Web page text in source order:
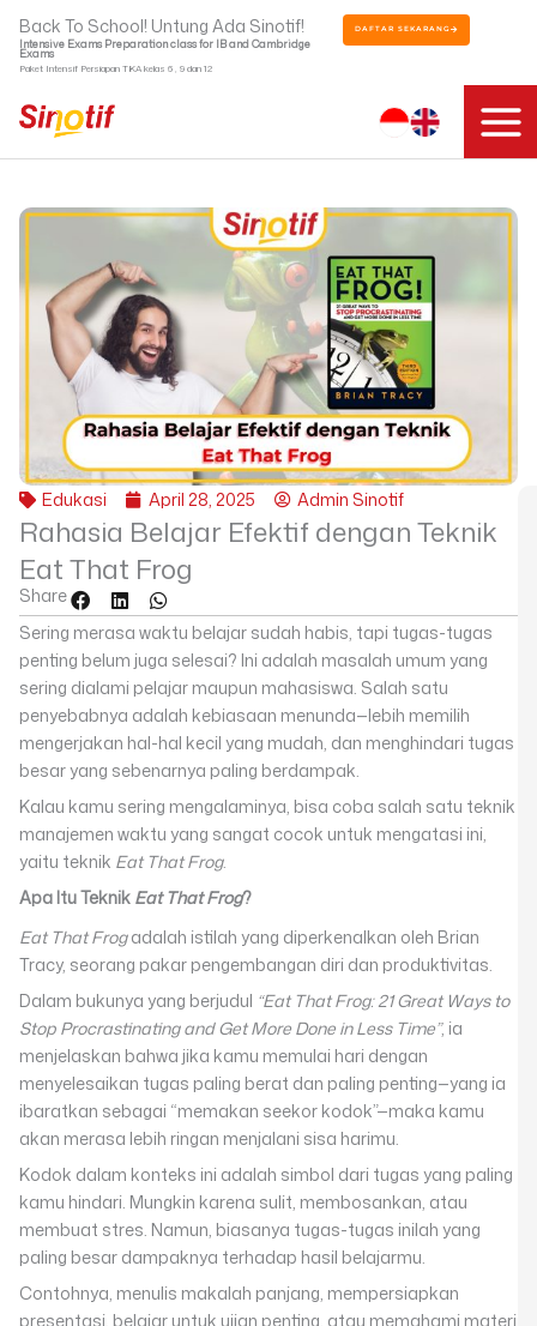
Back To School! Untung Ada Sinotif!
Intensive Exams Preparation class for IB and Cambridge
Exams
Paket Intensif Persiapan TKA kelas 6 , 9 dan 12
DAFTAR SEKARANG
content
Edukasi April 28, 2025 Admin Sinotif
Rahasia Belajar Efektif dengan Teknik
Eat That Frog
Share
Sering merasa waktu belajar sudah habis, tapi tugas-tugas
penting belum juga selesai? Ini adalah masalah umum yang
sering dialami pelajar maupun mahasiswa. Salah satu
penyebabnya adalah kebiasaan menunda—lebih memilih
mengerjakan hal-hal kecil yang mudah, dan menghindari tugas
besar yang sebenarnya paling berdampak.
Kalau kamu sering mengalaminya, bisa coba salah satu teknik
manajemen waktu yang sangat cocok untuk mengatasi ini,
yaitu teknik Eat That Frog.
Apa Itu Teknik Eat That Frog?
Eat That Frogadalah istilah yang diperkenalkan oleh Brian
Tracy, seorang pakar pengembangan diri dan produktivitas.
Dalam bukunya yang berjudul “Eat That Frog: 21 Great Ways to
Stop Procrastinating and Get More Done in Less Time”, ia
menjelaskan bahwa jika kamu memulai hari dengan
menyelesaikan tugas paling berat dan paling penting—yang ia
ibaratkan sebagai “memakan seekor kodok”—maka kamu
akan merasa lebih ringan menjalani sisa harimu.
Kodok dalam konteks ini adalah simbol dari tugas yang paling
kamu hindari. Mungkin karena sulit, membosankan, atau
membuat stres. Namun, biasanya tugas-tugas inilah yang
paling besar dampaknya terhadap hasil belajarmu.
Contohnya, menulis makalah panjang, mempersiapkan
presentasi, belajar untuk ujian penting, atau memahami materi